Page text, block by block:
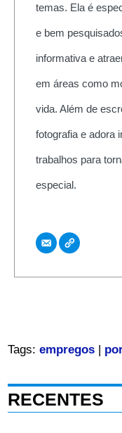
temas. Ela é
e bem
informativa e
em áreas como
vida. Além de
fotografia e adora
trabalhos para
especial.
Tags: empregos|
RECENTES